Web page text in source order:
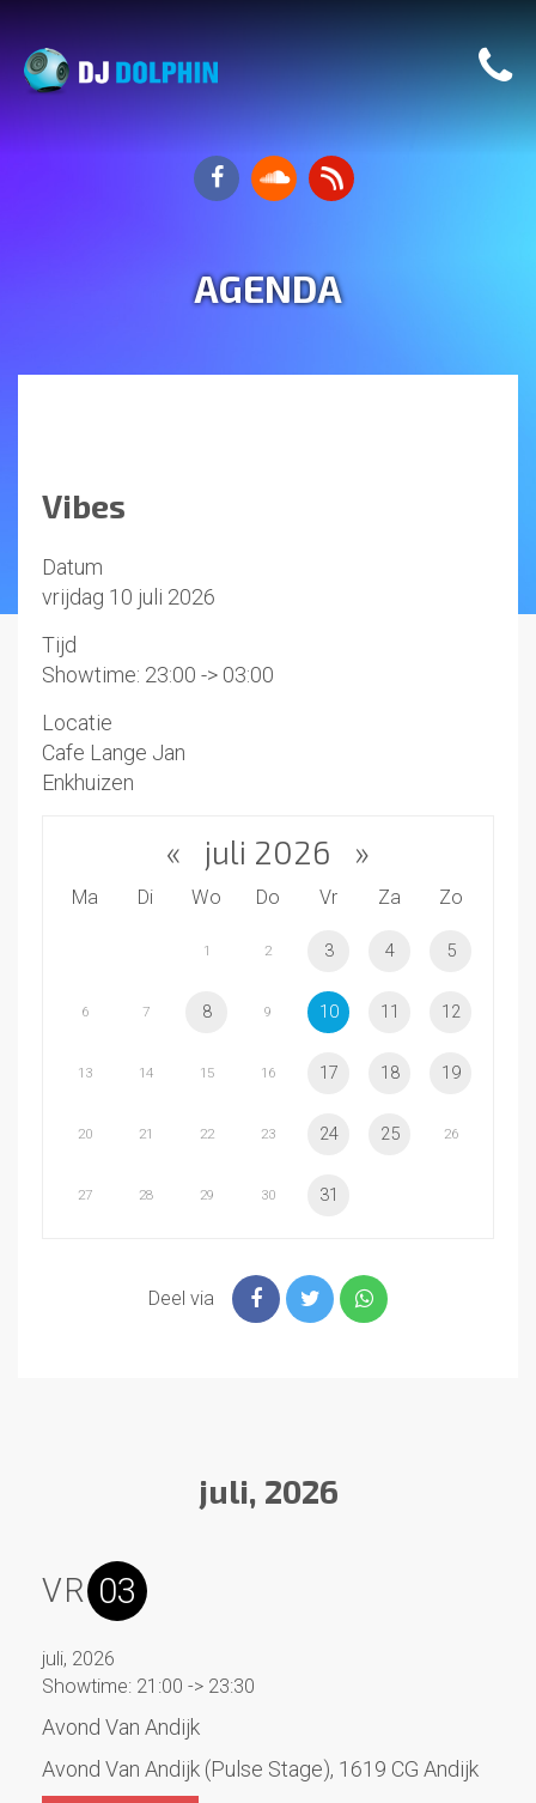
AGENDA
Vibes
Datum
vrijdag 10 juli 2026
Tijd
Showtime: 23:00 -> 03:00
Locatie
Cafe Lange Jan
Enkhuizen
« juli 2026 »
Ma Di Wo Do Vr Za Zo
1 2 3 4 5
6 7 8 9 10 11 12
13 14 15 16 17 18 19
20 21 22 23 24 25 26
27 28 29 30 31
Deel via
juli, 2026
VR 03
juli, 2026
Showtime: 21:00 -> 23:30
Avond Van Andijk
Avond Van Andijk (Pulse Stage), 1619 CG Andijk